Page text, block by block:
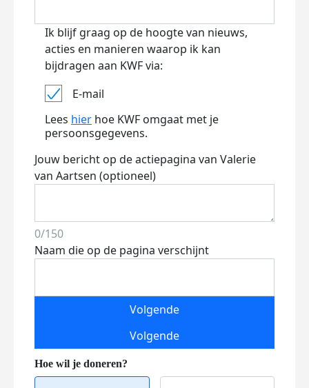
Ik blijf graag op de hoogte van nieuws,
acties en manieren waarop ik kan
bijdragen aan KWF via:
E-mail
Lees hier hoe KWF omgaat met je
persoonsgegevens.
Jouw bericht op de actiepagina van Valerie
van Aartsen (optioneel)
0/150
Naam die op de pagina verschijnt
Volgende
Volgende